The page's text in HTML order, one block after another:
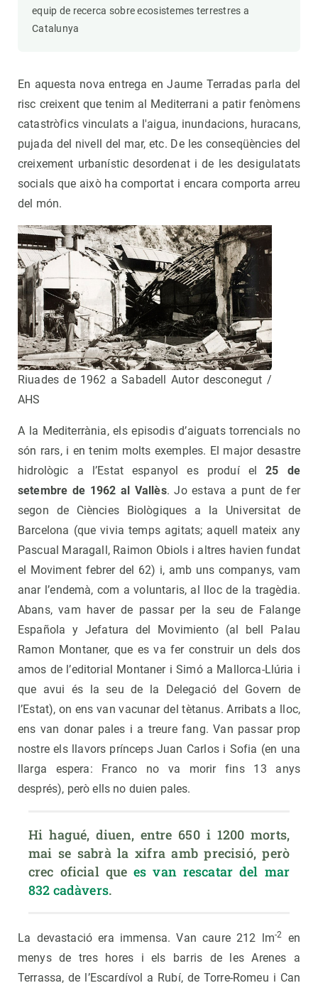
equip de recerca sobre ecosistemes terrestres a
Catalunya
En aquesta nova entrega en Jaume Terradas parla del
risc creixent que tenim al Mediterrani a patir fenòmens
catastròfics vinculats a l'aigua, inundacions, huracans,
pujada del nivell del mar, etc. De les conseqüències del
creixement urbanístic desordenat i de les desigulatats
socials que això ha comportat i encara comporta arreu
del món.
Riuades de 1962 a Sabadell Autor desconegut /
AHS
A la Mediterrània, els episodis d’aiguats torrencials no
són rars, i en tenim molts exemples. El major desastre
hidrològic a l’Estat espanyol es produí el25 de
setembre de 1962 al Vallès. Jo estava a punt de fer
segon de Ciències Biològiques a la Universitat de
Barcelona (que vivia temps agitats; aquell mateix any
Pascual Maragall, Raimon Obiols i altres havien fundat
el Moviment febrer del 62) i, amb uns companys, vam
anar l’endemà, com a voluntaris, al lloc de la tragèdia.
Abans, vam haver de passar per la seu de Falange
Española y Jefatura del Movimiento (al bell Palau
Ramon Montaner, que es va fer construir un dels dos
amos de l’editorial Montaner i Simó a Mallorca-Llúria i
que avui és la seu de la Delegació del Govern de
l’Estat), on ens van vacunar del tètanus. Arribats a lloc,
ens van donar pales i a treure fang. Van passar prop
nostre els llavors prínceps Juan Carlos i Sofia (en una
llarga espera: Franco no va morir fins 13 anys
després), però ells no duien pales.
Hi hagué, diuen, entre 650 i 1200 morts,
mai se sabrà la xifra amb precisió, però
crec oficial que es van rescatar del mar
832 cadàvers.
La devastació era immensa. Van caure 212 lm-2
en
menys de tres hores i els barris de les Arenes a
Terrassa, de l’Escardívol a Rubí, de Torre-Romeu i Can